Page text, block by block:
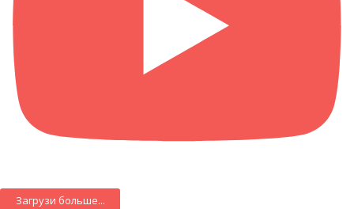
Загрузи больше...